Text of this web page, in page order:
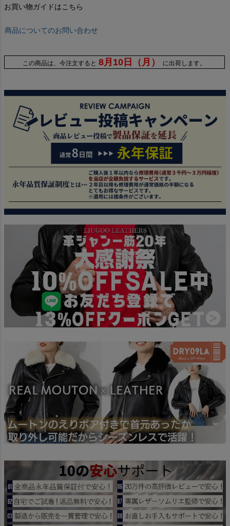
お買い物ガイドはこちら
商品についてのお問い合わせ